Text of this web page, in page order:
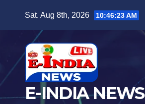
Sat. Aug 8th, 2026 10:46:24 AM
E-INDIA NEWS